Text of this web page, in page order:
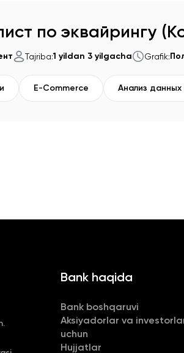
по эквайрингу
Tajriba:1 yildan 3 yilgacha Grafik:
E-Commerce Анализ данных
Bank haqida
Bank boshqaruvi
Aksiyadorlar va
uchun
Hujjatlar